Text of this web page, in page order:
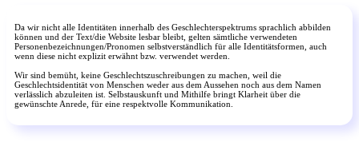
Da wir nicht alle Identitäten innerhalb des Geschlechterspektrums sprachlich abbilden
können und der Text/die Website lesbar bleibt, gelten sämtliche verwendeten
Personenbezeichnungen/Pronomen selbstverständlich für alle Identitätsformen, auch
wenn diese nicht explizit erwähnt bzw. verwendet werden.
Wir sind bemüht, keine Geschlechtszuschreibungen zu machen, weil die
Geschlechtsidentität von Menschen weder aus dem Aussehen noch aus dem Namen
verlässlich abzuleiten ist. Selbstauskunft und Mithilfe bringt Klarheit über die
gewünschte Anrede, für eine respektvolle Kommunikation.